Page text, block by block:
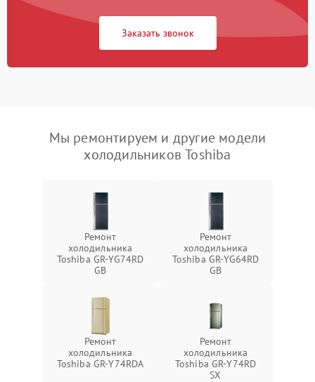
Заказать звонок
Мы ремонтируем и другие модели
холодильников Toshiba
Ремонт
холодильника
Toshiba GR-YG74RD
GB
Ремонт
холодильника
Toshiba GR-YG64RD
GB
Ремонт
холодильника
Toshiba GR-Y74RDA
Ремонт
холодильника
Toshiba GR-Y74RD
SX